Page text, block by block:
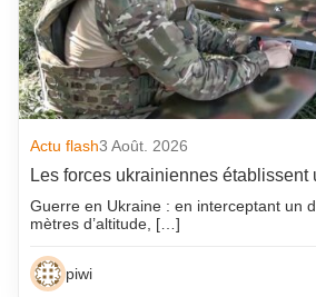
Actu flash3 Août. 2026
Les forces ukrainiennes établissent
Guerre en Ukraine : en interceptant un
mètres d’altitude, […]
piwi